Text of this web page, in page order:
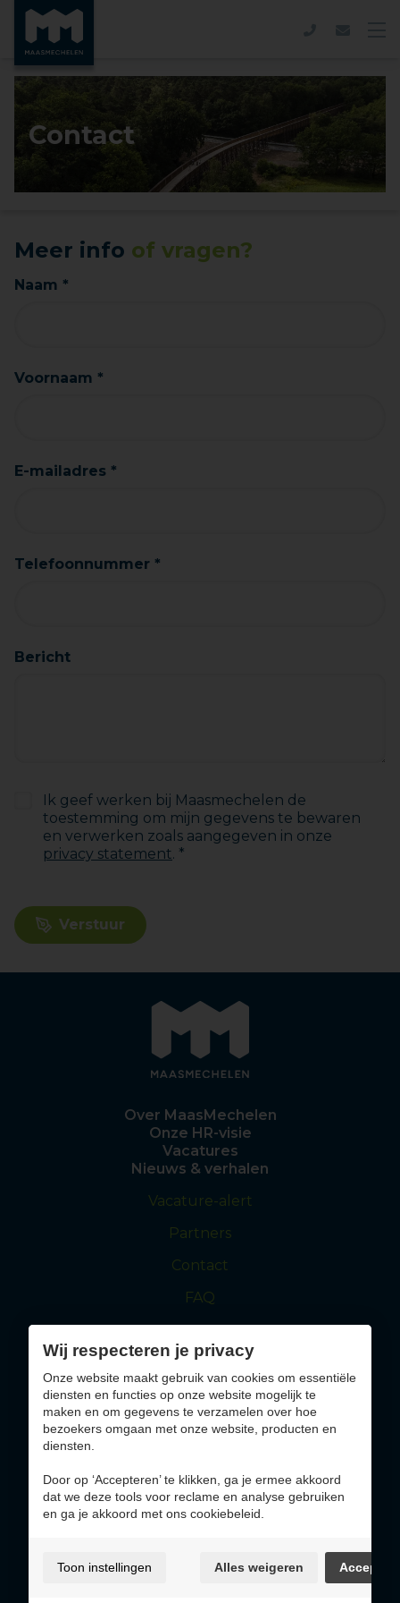
Contact
Meer info of vragen?
Naam *
Voornaam *
E-mailadres *
Telefoonnummer *
Bericht
Ik geef werken bij Maasmechelen de
toestemming om mijn gegevens te bewaren
en verwerken zoals aangegeven in onze
privacy statement. *
Verstuur
Over MaasMechelen
Onze HR-visie
Vacatures
Nieuws & verhalen
Vacature-alert
Partners
Contact
FAQ
maasmechelen.be
visitmaasmechelen.be
Solliciteer nu
passen?
Inschrijven
Wij respecteren je privacy
Onze website maakt gebruik van cookies om essentiële
diensten en functies op onze website mogelijk te
maken en om gegevens te verzamelen over hoe
bezoekers omgaan met onze website, producten en
diensten.
Door op ‘Accepteren’ te klikken, ga je ermee akkoord
dat we deze tools voor reclame en analyse gebruiken
en ga je akkoord met ons cookiebeleid.
Toon instellingen Alles weigeren